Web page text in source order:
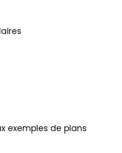
exemples de plans